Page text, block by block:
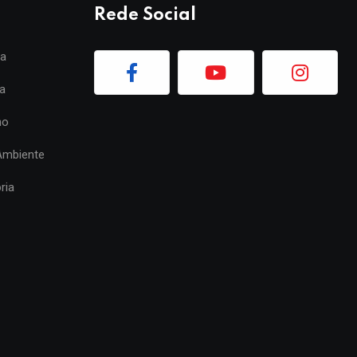
Rede Social